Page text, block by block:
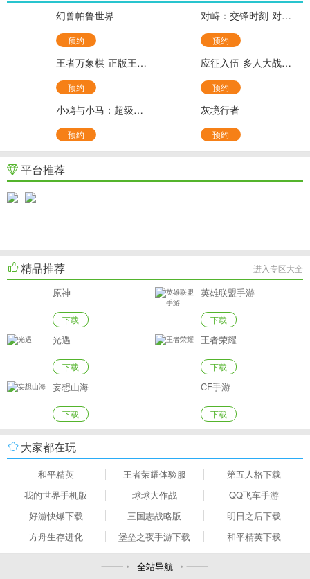
幻兽帕鲁世界
预约
对峙：交锋时刻-对峙2国服
预约
王者万象棋-正版王者英雄自走棋
预约
应征入伍-多人大战场射击
预约
小鸡与小马：超级派对-超级鸡马
预约
灰境行者
预约
平台推荐
精品推荐 进入专区大全
原神
下载
英雄联盟手游
下载
光遇
下载
王者荣耀
下载
妄想山海
下载
CF手游
下载
大家都在玩
和平精英 王者荣耀体验服
第五人格下载
我的世界手机版
球球大作战
QQ飞车手游
好游快爆下载
三国志战略版
明日之后下载
方舟生存进化
堡垒之夜手游下载 和平精英下载
全站导航